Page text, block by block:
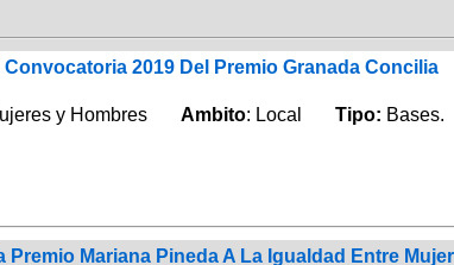
2019 Del Premio Granada Concilia
y Hombres Ambito: Local Tipo: Bases.
Premio Mariana Pineda A La Igualdad Entre